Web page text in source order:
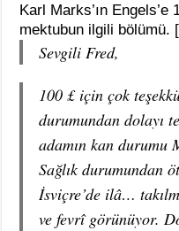
Karl Marks’ın Engels’e
mektubun ilgili bölümü.
Sevgili Fred,
100 £ için çok
durumundan dolayı
adamın kan durumu
Sağlık durumundan
İsviçre’de ilâ…
ve fevrî görünüyor.